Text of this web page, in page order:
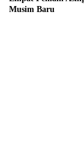
Musim Baru